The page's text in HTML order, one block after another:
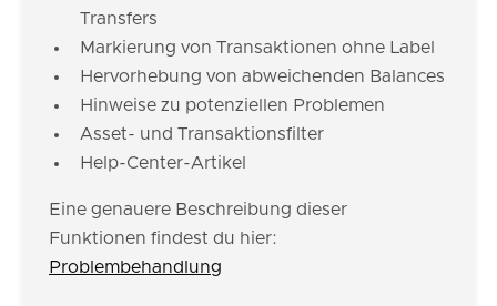
Transfers
Markierung von Transaktionen ohne Label
Hervorhebung von abweichenden Balances
Hinweise zu potenziellen Problemen
Asset- und Transaktionsfilter
Help-Center-Artikel
Eine genauere Beschreibung dieser
Funktionen findest du hier:
Problembehandlung